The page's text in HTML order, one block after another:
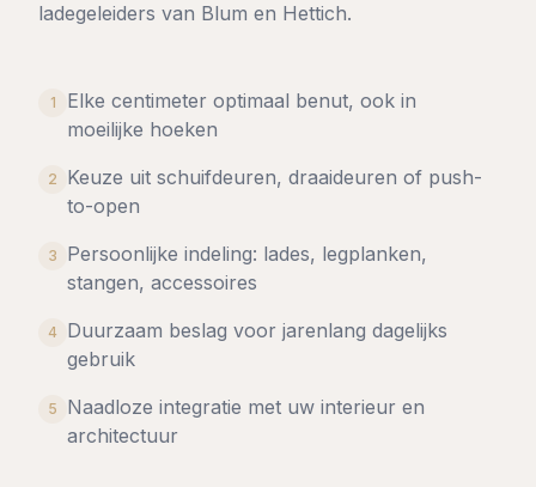
ladegeleiders van Blum en Hettich.
1
Elke centimeter optimaal benut, ook in
moeilijke hoeken
2
Keuze uit schuifdeuren, draaideuren of push-
to-open
3
Persoonlijke indeling: lades, legplanken,
stangen, accessoires
4
Duurzaam beslag voor jarenlang dagelijks
gebruik
5
Naadloze integratie met uw interieur en
architectuur